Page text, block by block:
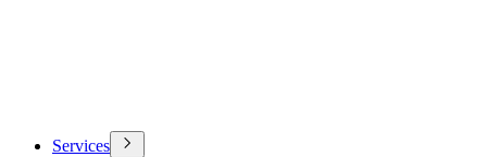
Services